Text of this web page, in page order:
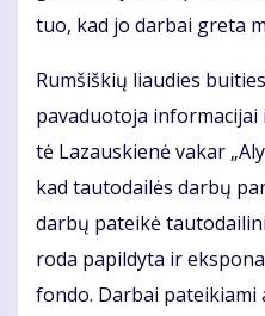
tuo, kad jo dar­bai gre­ta
Rum­šiš­kių liau­dies
pa­va­duo­to­ja
tė La­zaus­kie­nė va­kar
kad tau­to­dai­lės dar­bų
dar­bų pa­tei­kė
ro­da pa­pil­dy­ta ir
fon­do. Dar­bai